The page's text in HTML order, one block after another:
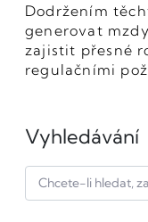
Dodržením
generovat
zajistit přesné
regulačními
Vyhledávání